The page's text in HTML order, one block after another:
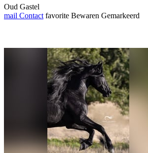
Oud Gastel
mail Contact favorite Bewaren Gemarkeerd